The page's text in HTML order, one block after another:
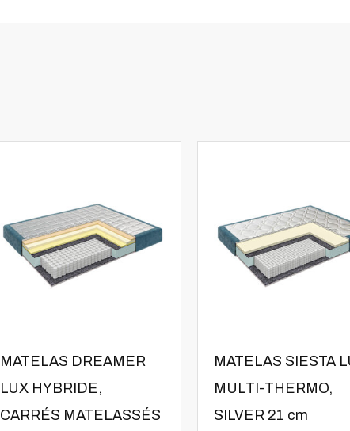
MATELAS DREAMER
LUX HYBRIDE,
CARRÉS MATELASSÉS
MATELAS SIESTA
MULTI-THERMO,
SILVER 21 cm